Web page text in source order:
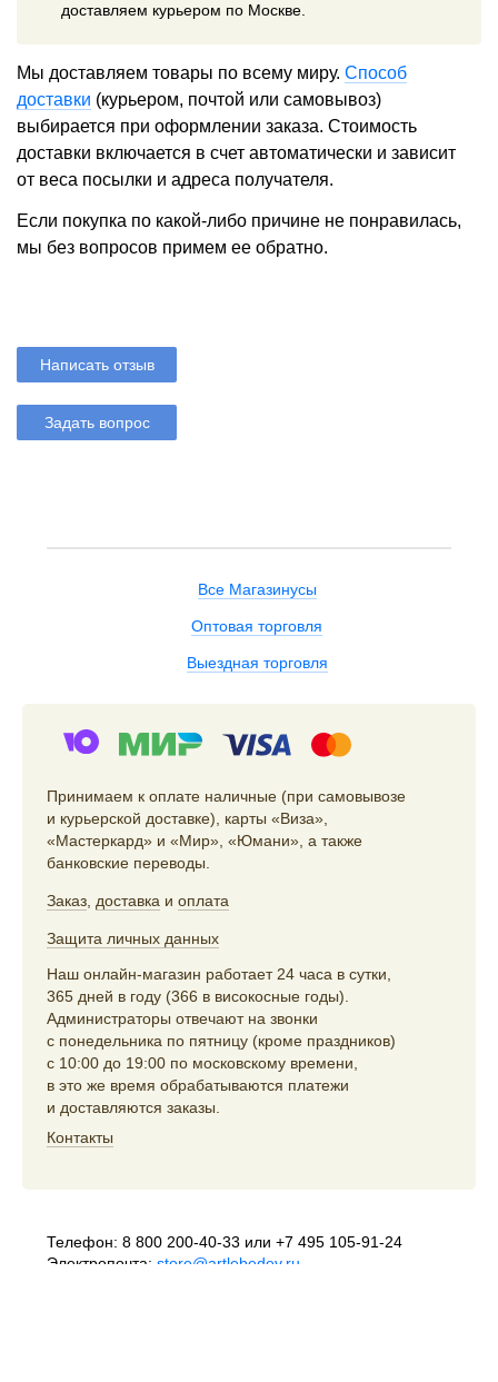
доставляем курьером по Москве.
Мы доставляем товары по всему миру. Способ
доставки (курьером, почтой или самовывоз)
выбирается при оформлении заказа. Стоимость
доставки включается в счет автоматически и зависит
от веса посылки и адреса получателя.
Если покупка по какой-либо причине не понравилась,
мы без вопросов примем ее обратно.
Написать отзыв
Задать вопрос
Все Магазинусы
Оптовая торговля
Выездная торговля
Принимаем к оплате наличные (при самовывозе
и курьерской доставке), карты «Виза»,
«Мастеркард» и «Мир», «Юмани», а также
банковские переводы.
Заказ, доставка и оплата
Защита личных данных
Наш онлайн-магазин работает 24 часа в сутки,
365 дней в году (366 в високосные годы).
Администраторы отвечают на звонки
с понедельника по пятницу (кроме праздников)
с 10:00 до 19:00 по московскому времени,
в это же время обрабатываются платежи
и доставляются заказы.
Контакты
Телефон: 8 800 200-40-33 или +7 495 105-91-24
Электропочта: store@artlebedev.ru